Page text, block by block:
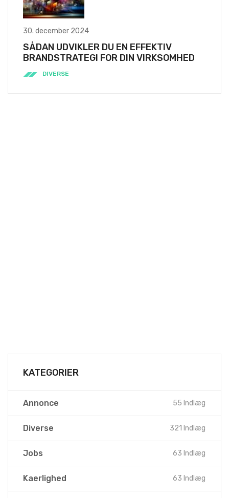
30. december 2024
SÅDAN UDVIKLER DU EN EFFEKTIV
BRANDSTRATEGI FOR DIN VIRKSOMHED
DIVERSE
KATEGORIER
Annonce 55 Indlæg
Diverse 321 Indlæg
Jobs 63 Indlæg
Kaerlighed 63 Indlæg